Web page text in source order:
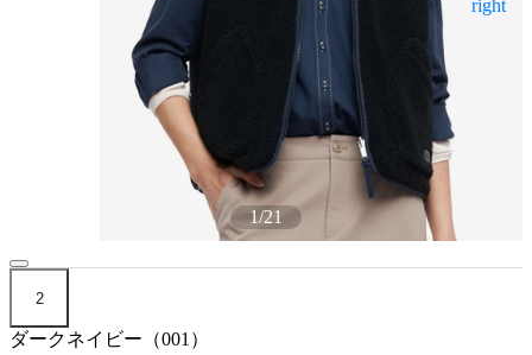
1/21
2
ダークネイビー（001）